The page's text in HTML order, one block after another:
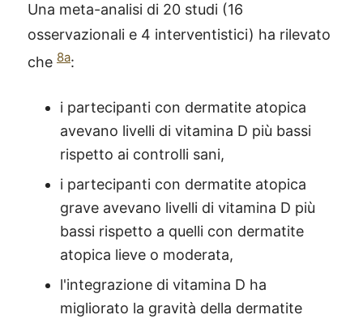
Una meta-analisi di 20 studi (16
osservazionali e 4 interventistici) ha rilevato
che 8a:
i partecipanti con dermatite atopica
avevano livelli di vitamina D più bassi
rispetto ai controlli sani,
i partecipanti con dermatite atopica
grave avevano livelli di vitamina D più
bassi rispetto a quelli con dermatite
atopica lieve o moderata,
l'integrazione di vitamina D ha
migliorato la gravità della dermatite